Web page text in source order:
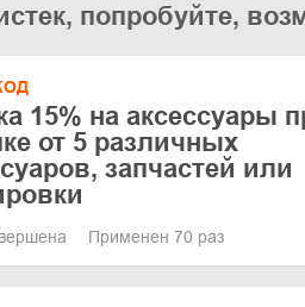
попробуйте,
15% на аксессуары
от 5 различных
запчастей или
Применен 70 раз